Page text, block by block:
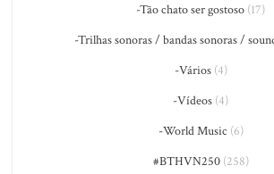
-Tão chato ser gostoso (17)
-Trilhas sonoras / bandas sonoras /
-Vários(4)
-Vídeos (4)
-World Music (6)
#BTHVN250(258)